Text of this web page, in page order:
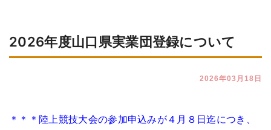
2026年度山口県実業団登録について
2026年03月18日
＊＊＊陸上競技大会の参加申込みが４月８日迄につき、